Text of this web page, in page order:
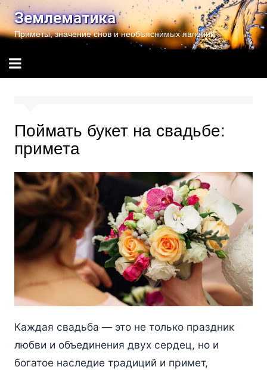
Перейти
содержимому
Землематика
Приметы, значение снов и необъяснимых явлений
Поймать букет на свадьбе:
примета
Каждая свадьба — это не только праздник
любви и объединения двух сердец, но и
богатое наследие традиций и примет,